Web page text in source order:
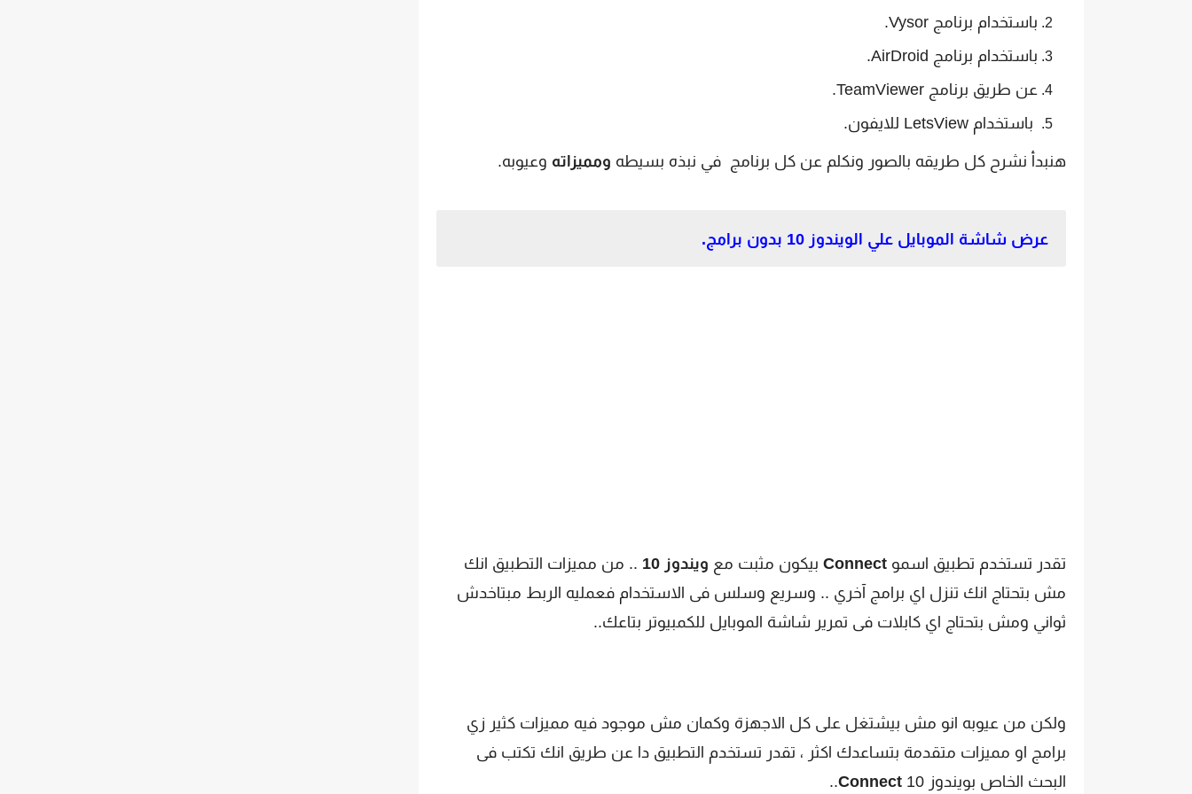
باستخدام برنامج Vysor.
باستخدام برنامج AirDroid.
عن طريق برنامج TeamViewer.
باستخدام LetsView للايفون.
هنبدأ نشرح كل طريقه بالصور ونكلم عن كل برنامج في نبذه بسيطه ومميزاته وعيوبه.
عرض شاشة الموبايل علي الويندوز 10 بدون برامج.
تقدر تستخدم تطبيق اسمو Connect بيكون مثبت مع ويندوز 10
.. من مميزات التطبيق انك
مش بتحتاج انك تنزل اي برامج آخري .. وسريع وسلس فى الاستخدام فعمليه الربط مبتاخدش
ثواني ومش بتحتاج اي كابلات فى تمرير شاشة الموبايل للكمبيوتر بتاعك..
ولكن من عيوبه انو مش بيشتغل على كل الاجهزة وكمان مش موجود فيه مميزات كثير زي
برامج او مميزات متقدمة بتساعدك اكثر ، تقدر تستخدم التطبيق دا عن طريق انك تكتب فى
البحث الخاص بويندوز 10
Connect
..